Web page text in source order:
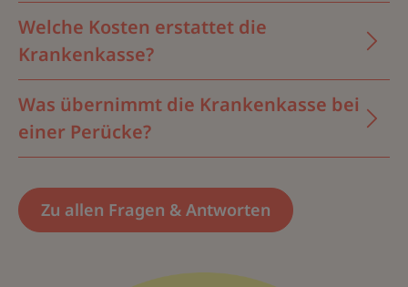
Welche Kosten erstattet die
Krankenkasse?
Was übernimmt die Krankenkasse bei
einer Perücke?
Zu allen Fragen & Antworten